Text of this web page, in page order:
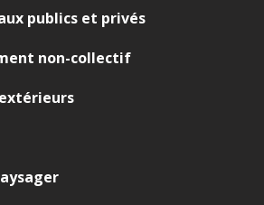
publics et privés
non-collectif